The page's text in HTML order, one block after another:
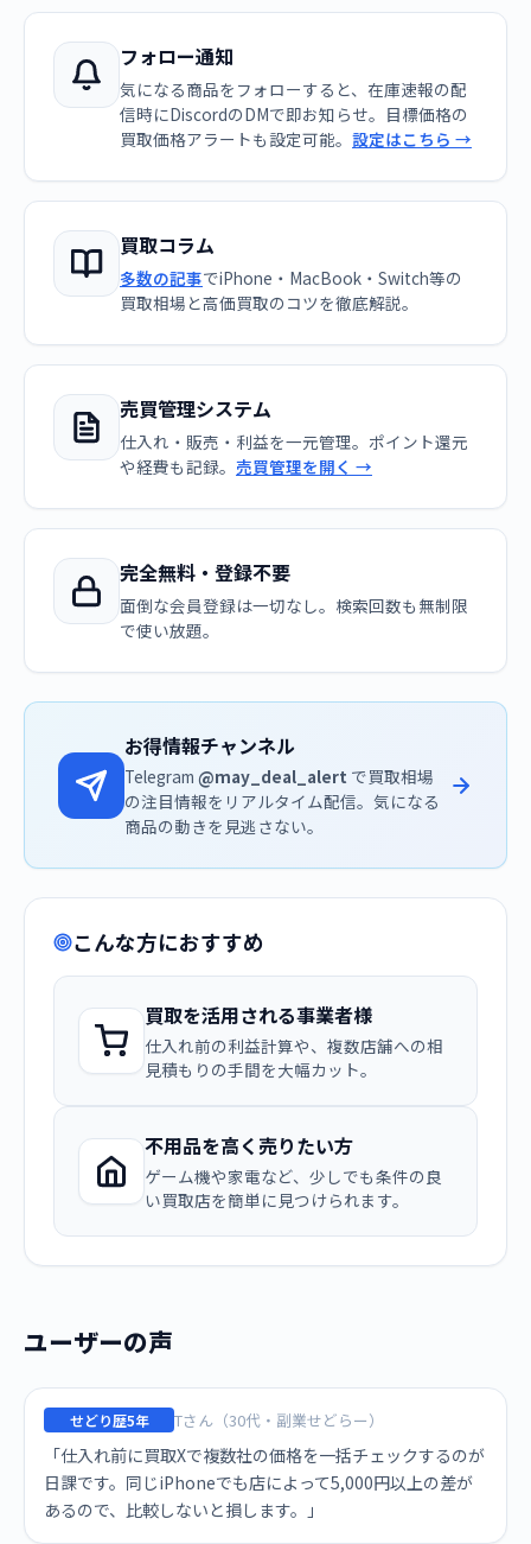
フォロー通知
気になる商品をフォローすると、在庫速報の配
信時にDiscordのDMで即お知らせ。目標価格の
買取価格アラートも設定可能。 設定はこちら →
買取コラム
多数の記事でiPhone・MacBook・Switch等の
買取相場と高価買取のコツを徹底解説。
売買管理システム
仕入れ・販売・利益を一元管理。ポイント還元
や経費も記録。 売買管理を開く →
完全無料・登録不要
面倒な会員登録は一切なし。検索回数も無制限
で使い放題。
お得情報チャンネル
Telegram @may_deal_alert で買取相場
の注目情報をリアルタイム配信。気になる
商品の動きを見逃さない。
こんな方におすすめ
買取を活用される事業者様
仕入れ前の利益計算や、複数店舗への相
見積もりの手間を大幅カット。
不用品を高く売りたい方
ゲーム機や家電など、少しでも条件の良
い買取店を簡単に見つけられます。
ユーザーの声
せどり歴5年 Tさん（30代・副業せどらー）
「仕入れ前に買取Xで複数社の価格を一括チェックするのが
日課です。同じiPhoneでも店によって5,000円以上の差が
あるので、比較しないと損します。」